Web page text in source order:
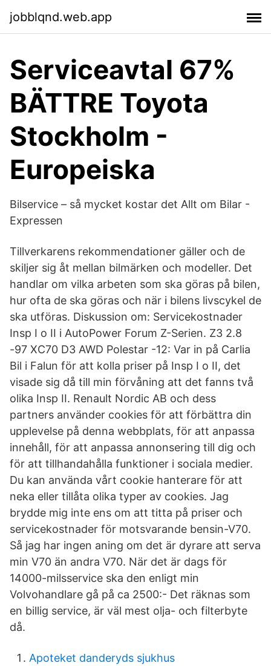
jobblqnd.web.app
Serviceavtal 67%
BÄTTRE Toyota
Stockholm -
Europeiska
Bilservice – så mycket kostar det Allt om Bilar -
Expressen
Tillverkarens rekommendationer gäller och de
skiljer sig åt mellan bilmärken och modeller. Det
handlar om vilka arbeten som ska göras på bilen,
hur ofta de ska göras och när i bilens livscykel de
ska utföras. Diskussion om: Servicekostnader
Insp I o II i AutoPower Forum Z-Serien. Z3 2.8
-97 XC70 D3 AWD Polestar -12: Var in på Carlia
Bil i Falun för att kolla priser på Insp I o II, det
visade sig då till min förvåning att det fanns två
olika Insp II. Renault Nordic AB och dess
partners använder cookies för att förbättra din
upplevelse på denna webbplats, för att anpassa
innehåll, för att anpassa annonsering till dig och
för att tillhandahålla funktioner i sociala medier.
Du kan använda vårt cookie hanterare för att
neka eller tillåta olika typer av cookies. Jag
brydde mig inte ens om att titta på priser och
servicekostnader för motsvarande bensin-V70.
Så jag har ingen aning om det är dyrare att serva
min V70 än andra V70. När det är dags för
14000-milsservice ska den enligt min
Volvohandlare gå på ca 2500:- Det räknas som
en billig service, är väl mest olja- och filterbyte
då.
Apoteket danderyds sjukhus